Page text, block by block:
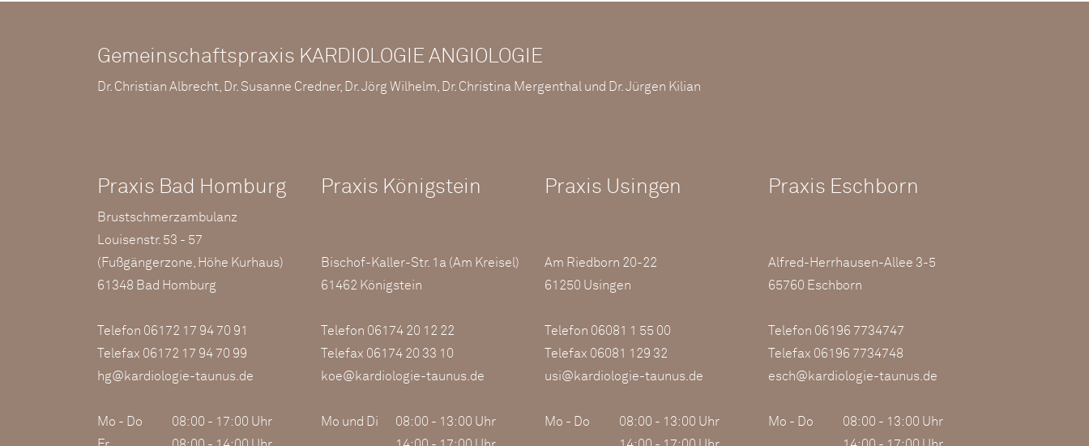
Gemeinschaftspraxis KARDIOLOGIE ANGIOLOGIE
Dr. Christian Albrecht, Dr. Susanne Credner, Dr. Jörg Wilhelm, Dr. Christina Mergenthal und Dr. Jürgen Kilian
Praxis Bad Homburg
Brustschmerzambulanz
Louisenstr. 53 - 57
(Fußgängerzone, Höhe Kurhaus)
61348 Bad Homburg
Telefon 06172 17 94 70 91
Telefax 06172 17 94 70 99
hg@kardiologie-taunus.de
Mo - Do
08:00 - 17:00 Uhr
Praxis Königstein
Bischof-Kaller-Str. 1a (Am Kreisel)
61462 Königstein
Telefon 06174 20 12 22
Telefax 06174 20 33 10
koe@kardiologie-taunus.de
Mo und Di
08:00 - 13:00 Uhr
Praxis Usingen
Am Riedborn 20-22
61250 Usingen
Telefon 06081 1 55 00
Telefax 06081 129 32
usi@kardiologie-taunus.de
Mo - Do
08:00 - 13:00 Uhr
Praxis Eschborn
Alfred-Herrhausen-Allee 3-5
65760 Eschborn
Telefon 06196 7734747
Telefax 06196 7734748
esch@kardiologie-taunus.de
Mo - Do
08:00 - 13:00 Uhr